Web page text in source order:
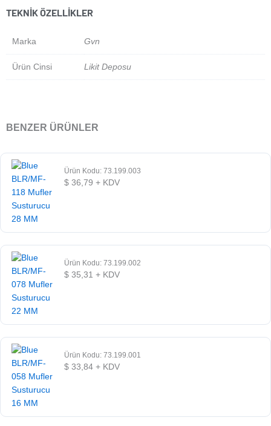
TEKNIK ÖZELLIKLER
Marka Gvn
Ürün Cinsi Likit Deposu
BENZER ÜRÜNLER
Ürün Kodu: 73.199.003
$ 36,79 + KDV
Ürün Kodu: 73.199.002
$ 35,31 + KDV
Ürün Kodu: 73.199.001
$ 33,84 + KDV